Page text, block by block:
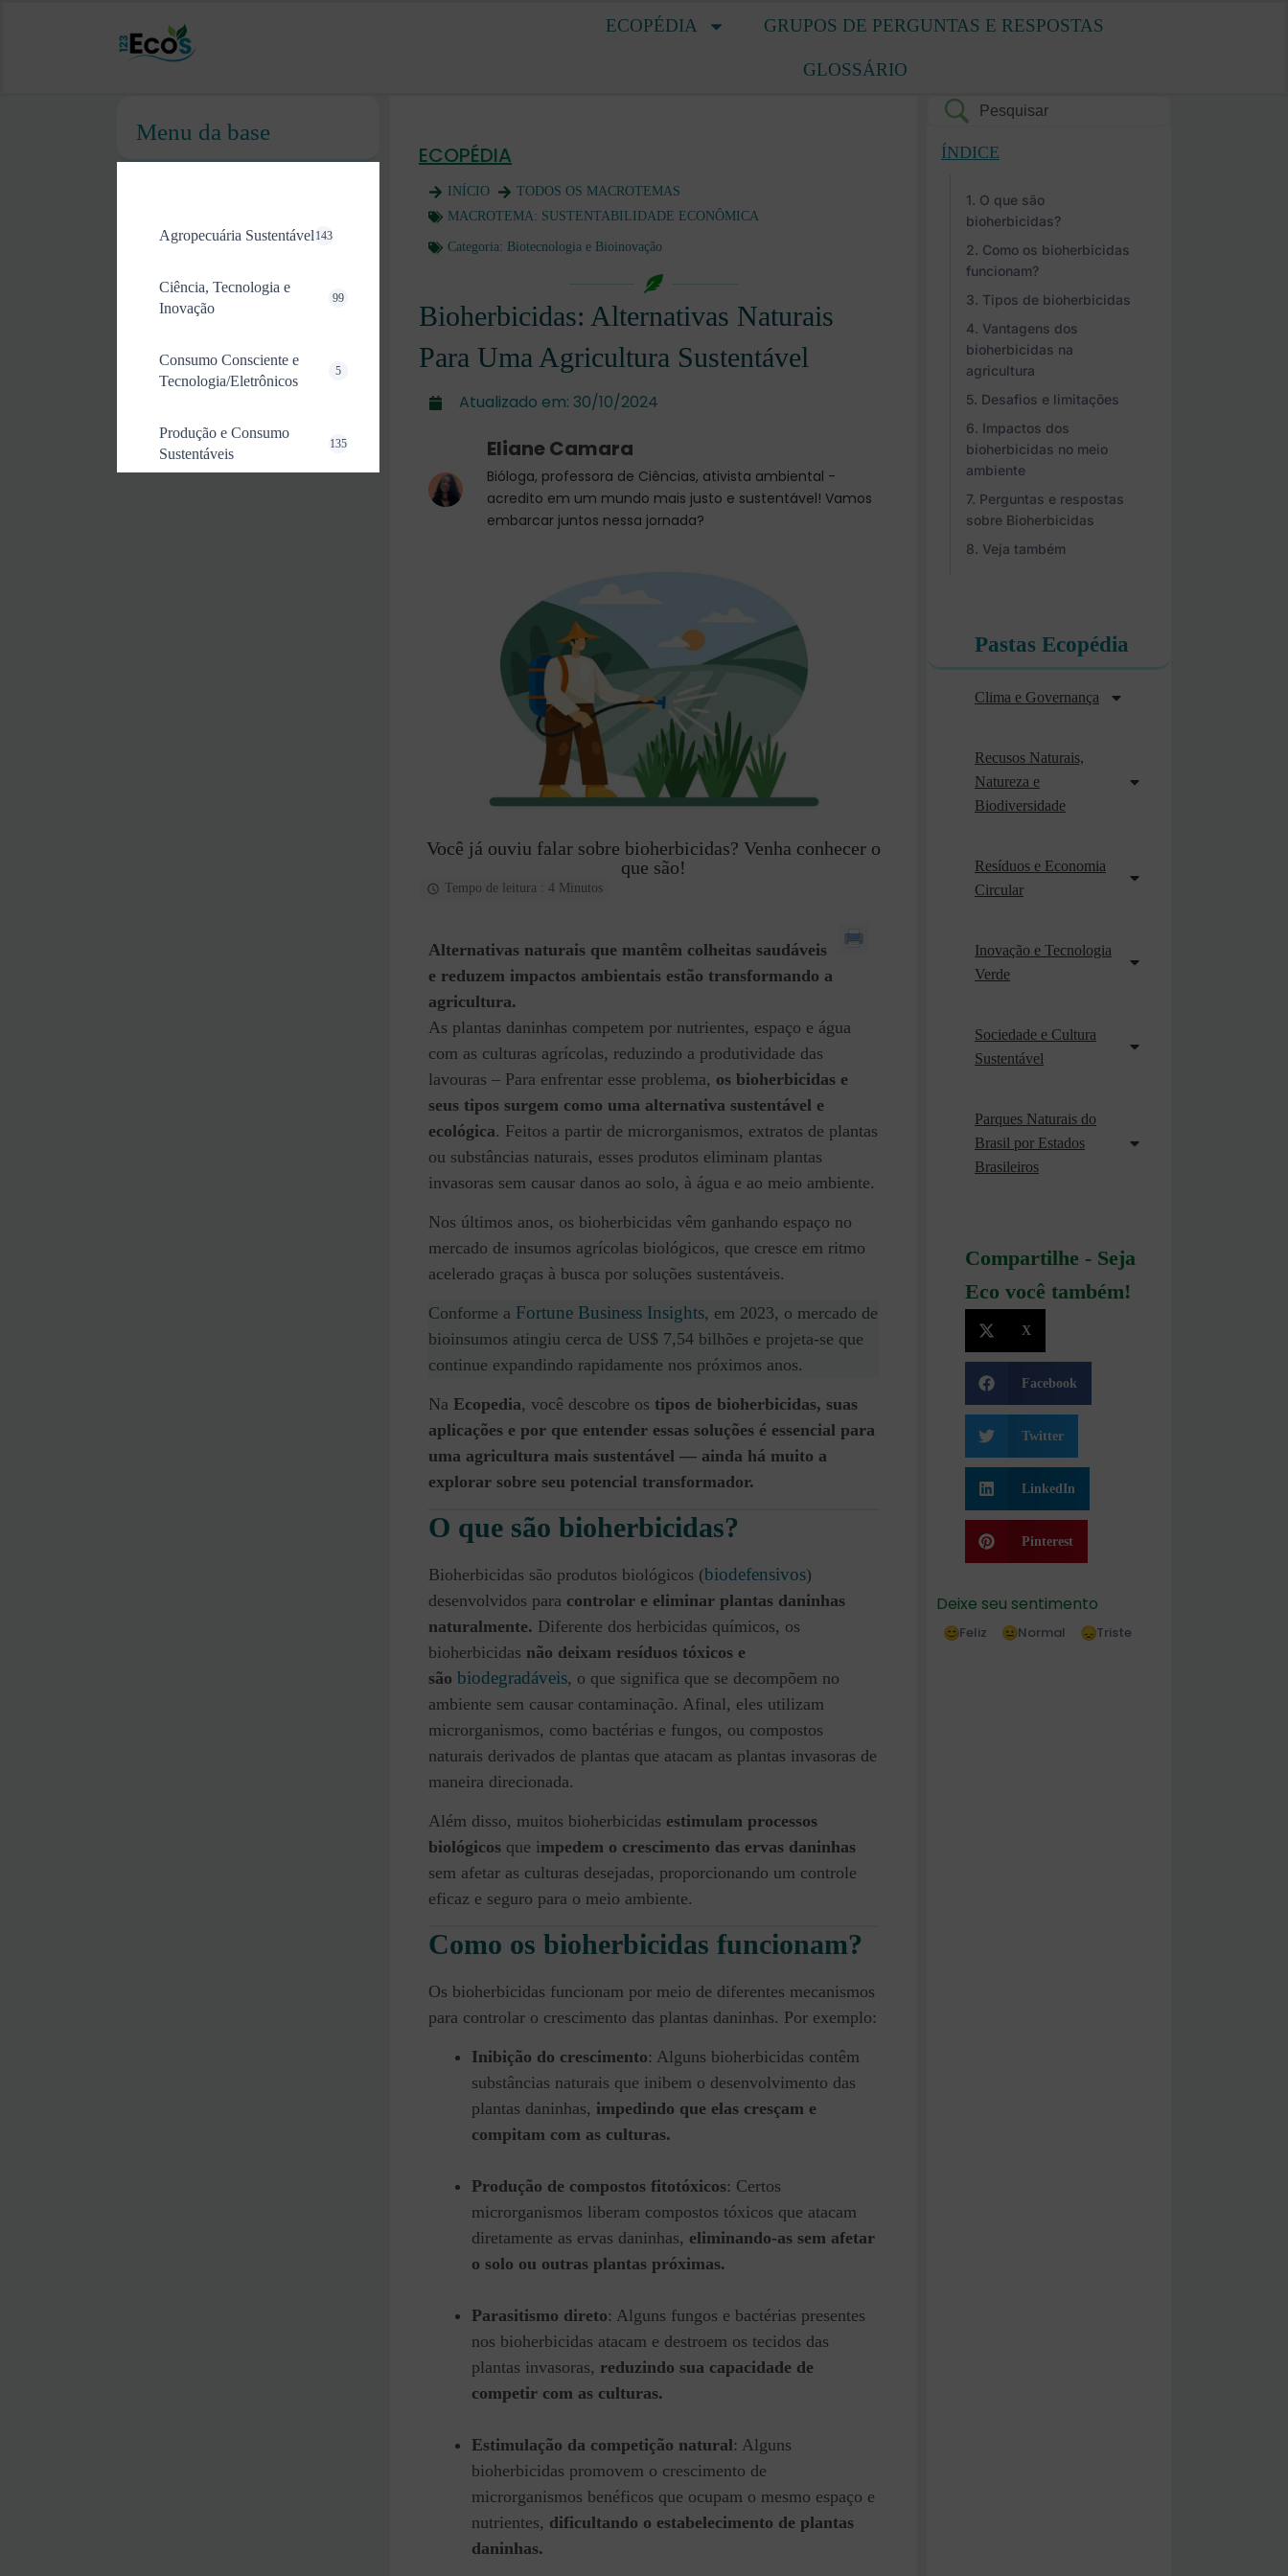
ECOPÉDIA GRUPOS DE PERGUNTAS E RESPOSTAS
GLOSSÁRIO
Menu da base
Agropecuária Sustentável 143
Ciência, Tecnologia e
Inovação
99
Consumo Consciente e
Tecnologia/Eletrônicos
5
Produção e Consumo
Sustentáveis
135
ECOPÉDIA
INÍCIO
TODOS OS MACROTEMAS
MACROTEMA: SUSTENTABILIDADE ECONÔMICA
Categoria: Biotecnologia e Bioinovação
Bioherbicidas: Alternativas Naturais
Para Uma Agricultura Sustentável
Atualizado em: 30/10/2024
Eliane Camara
Bióloga, professora de Ciências, ativista ambiental -
acredito em um mundo mais justo e sustentável! Vamos
embarcar juntos nessa jornada?
Você já ouviu falar sobre bioherbicidas? Venha conhecer o
que são!
Tempo de leitura : 4 Minutos
Alternativas naturais que mantêm colheitas saudáveis
e reduzem impactos ambientais estão transformando a
agricultura.
As plantas daninhas competem por nutrientes, espaço e água
com as culturas agrícolas, reduzindo a produtividade das
lavouras – Para enfrentar esse problema, os bioherbicidas e
seus tipos surgem como uma alternativa sustentável e
ecológica. Feitos a partir de microrganismos, extratos de plantas
ou substâncias naturais, esses produtos eliminam plantas
invasoras sem causar danos ao solo, à água e ao meio ambiente.
Nos últimos anos, os bioherbicidas vêm ganhando espaço no
mercado de insumos agrícolas biológicos, que cresce em ritmo
acelerado graças à busca por soluções sustentáveis.
Conforme a Fortune Business Insights, em 2023, o mercado de
bioinsumos atingiu cerca de US$ 7,54 bilhões e projeta-se que
continue expandindo rapidamente nos próximos anos.
Na Ecopedia, você descobre os tipos de bioherbicidas, suas
aplicações e por que entender essas soluções é essencial para
uma agricultura mais sustentável — ainda há muito a
explorar sobre seu potencial transformador.
O que são bioherbicidas?
Bioherbicidas são produtos biológicos (biodefensivos)
desenvolvidos para controlar e eliminar plantas daninhas
naturalmente. Diferente dos herbicidas químicos, os
bioherbicidas não deixam resíduos tóxicos e
são biodegradáveis, o que significa que se decompõem no
ambiente sem causar contaminação. Afinal, eles utilizam
microrganismos, como bactérias e fungos, ou compostos
naturais derivados de plantas que atacam as plantas invasoras de
maneira direcionada.
Além disso, muitos bioherbicidas estimulam processos
biológicos que impedem o crescimento das ervas daninhas
sem afetar as culturas desejadas, proporcionando um controle
eficaz e seguro para o meio ambiente.
Como os bioherbicidas funcionam?
Os bioherbicidas funcionam por meio de diferentes mecanismos
para controlar o crescimento das plantas daninhas. Por exemplo:
Inibição do crescimento: Alguns bioherbicidas contêm
substâncias naturais que inibem o desenvolvimento das
plantas daninhas, impedindo que elas cresçam e
compitam com as culturas.
Produção de compostos fitotóxicos: Certos
microrganismos liberam compostos tóxicos que atacam
diretamente as ervas daninhas, eliminando-as sem afetar
o solo ou outras plantas próximas.
Parasitismo direto: Alguns fungos e bactérias presentes
nos bioherbicidas atacam e destroem os tecidos das
plantas invasoras, reduzindo sua capacidade de
competir com as culturas.
Estimulação da competição natural: Alguns
bioherbicidas promovem o crescimento de
microrganismos benéficos que ocupam o mesmo espaço e
nutrientes, dificultando o estabelecimento de plantas
daninhas.
ÍNDICE
O que são
bioherbicidas?
Como os bioherbicidas
funcionam?
Tipos de bioherbicidas
Vantagens dos
bioherbicidas na
agricultura
Desafios e limitações
Impactos dos
bioherbicidas no meio
ambiente
Perguntas e respostas
sobre Bioherbicidas
Veja também
Pastas Ecopédia
Clima e Governança
Recusos Naturais,
Natureza e
Biodiversidade
Resíduos e Economia
Circular
Inovação e Tecnologia
Verde
Sociedade e Cultura
Sustentável
Parques Naturais do
Brasil por Estados
Brasileiros
Compartilhe - Seja
Eco você também!
X
Facebook
Twitter
LinkedIn
Pinterest
Deixe seu sentimento
Feliz Normal Triste